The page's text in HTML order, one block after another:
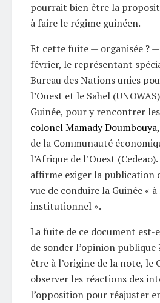
pourrait bien être la
à faire le régime guinéen.
Et cette fuite — organisée ?
février, le représentant
Bureau des Nations unies
l’Ouest et le Sahel
Guinée, pour y rencontrer
colonel Mamady Doumbouya
de la Communauté
l’Afrique de l’Ouest
affirme exiger la publication
vue de conduire la Guinée « à
institutionnel ».
La fuite de ce document est-
de sonder l’opinion publique
être à l’origine de la note, le
observer les réactions des
l’opposition pour réajuster